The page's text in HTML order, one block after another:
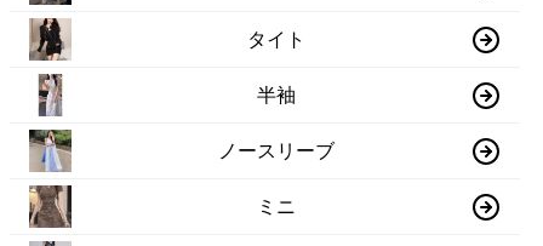
タイト
半袖
ノースリーブ
ミニ